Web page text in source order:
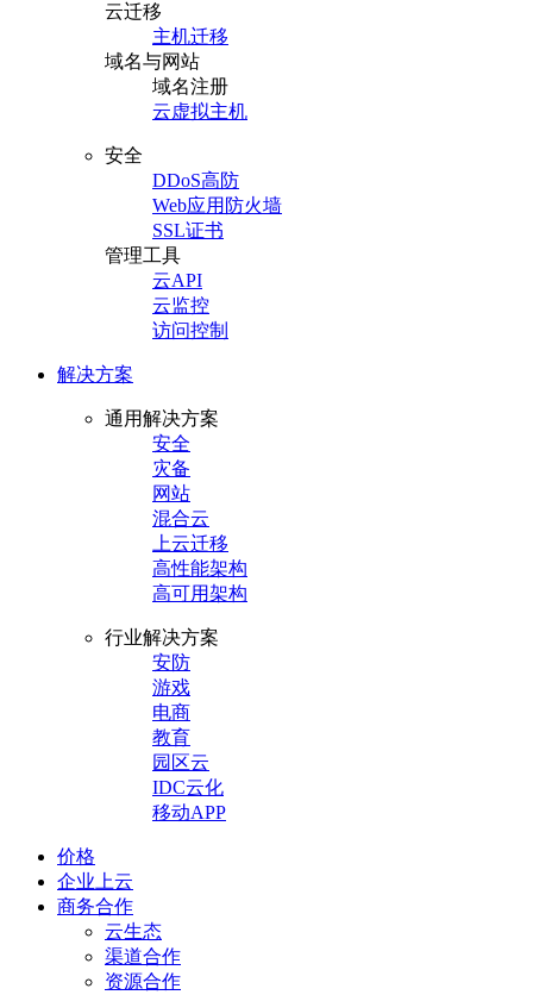
云迁移
主机迁移
域名与网站
域名注册
云虚拟主机
安全
DDoS高防
Web应用防火墙
SSL证书
管理工具
云API
云监控
访问控制
解决方案
通用解决方案
安全
灾备
网站
混合云
上云迁移
高性能架构
高可用架构
行业解决方案
安防
游戏
电商
教育
园区云
IDC云化
移动APP
价格
企业上云
商务合作
云生态
渠道合作
资源合作